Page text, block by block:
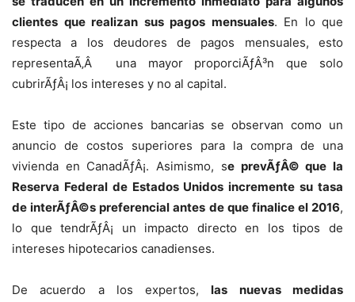
clientes que realizan sus pagos mensuales. En lo que
respecta a los deudores de pagos mensuales, esto
representaÃ‚Â una mayor proporciÃƒÂ³n que solo
cubrirÃƒÂ¡ los intereses y no al capital.
Este tipo de acciones bancarias se observan como un
anuncio de costos superiores para la compra de una
vivienda en CanadÃƒÂ¡. Asimismo, se prevÃƒÂ© que la
Reserva Federal de Estados Unidos incremente su tasa
de interÃƒÂ©s preferencial antes de que finalice el 2016,
lo que tendrÃƒÂ¡ un impacto directo en los tipos de
intereses hipotecarios canadienses.
De acuerdo a los expertos,las nuevas medidas